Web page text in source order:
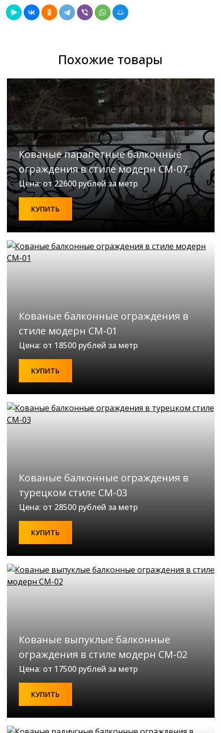
Похожие товары
Кованые парапетные балконные
ограждения в стиле модерн СМ-07
Цена: от 22600 рублей за метр
КУПИТЬ
Кованые балконные ограждения в
стиле модерн СМ-01
Цена: от 18500 рублей за метр
КУПИТЬ
Кованые балконные ограждения в
турецком стиле СМ-03
Цена: от 28500 рублей за метр
КУПИТЬ
Кованые выпуклые балконные
ограждения в стиле модерн СМ-02
Цена: от 17500 рублей за метр
КУПИТЬ